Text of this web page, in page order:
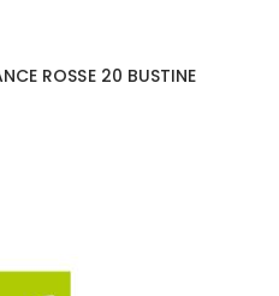
ROSSE 20 BUSTINE